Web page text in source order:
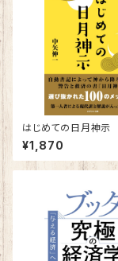
はじめての日月神示
¥1,870